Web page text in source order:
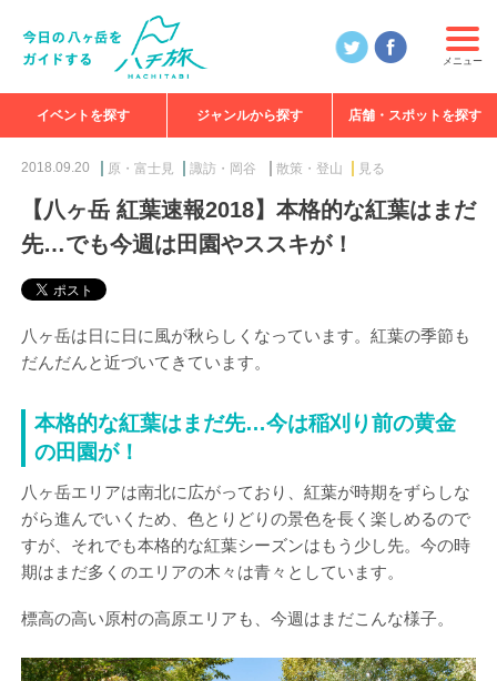
メニュー
イベントを探す ジャンルから探す 店舗・スポットを探す
2018.09.20 原・富士見 諏訪・岡谷 散策・登山 見る
【八ヶ岳 紅葉速報2018】本格的な紅葉はまだ
先…でも今週は田園やススキが！
八ヶ岳は日に日に風が秋らしくなっています。紅葉の季節も
だんだんと近づいてきています。
本格的な紅葉はまだ先…今は稲刈り前の黄金
の田園が！
八ヶ岳エリアは南北に広がっており、紅葉が時期をずらしな
がら進んでいくため、色とりどりの景色を長く楽しめるので
すが、それでも本格的な紅葉シーズンはもう少し先。今の時
期はまだ多くのエリアの木々は青々としています。
標高の高い原村の高原エリアも、今週はまだこんな様子。